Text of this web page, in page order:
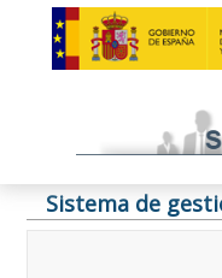
Sistema de